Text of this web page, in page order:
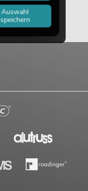
Auswahl
speichern